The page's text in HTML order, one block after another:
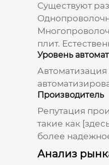
Существуют
плит.
Уровень
Производитель
Репутация
такие как
более
Анализ